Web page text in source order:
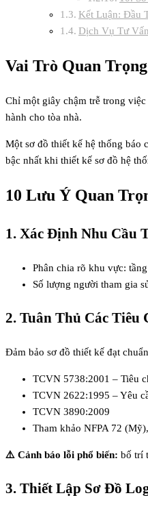
Kết Luận: Đầu
Dịch Vụ Tư
Vai Trò Quan
Chỉ một giây chậm trễ trong
hành cho tòa nhà.
Một sơ đồ thiết kế hệ thống báo
bậc nhất khi thiết kế sơ đồ hệ
10 Lưu Ý Quan
1. Xác Định Nhu Cầu
Phân chia rõ khu vực:
Số lượng người tham gia
2. Tuân Thủ Các
Đảm bảo sơ đồ thiết kế đạt
TCVN 5738:2001 – Tiêu
TCVN 2622:1995 – Yêu
TCVN 3890:2009
Tham khảo NFPA 72
⚠️ Cảnh báo lỗi phổ biến: bố trí
3. Thiết Lập Sơ Đồ